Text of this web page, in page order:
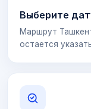
Выберите
Маршрут
остается